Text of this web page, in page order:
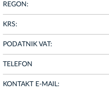
REGON:
KRS:
PODATNIK VAT:
TELEFON
KONTAKT E-MAIL: